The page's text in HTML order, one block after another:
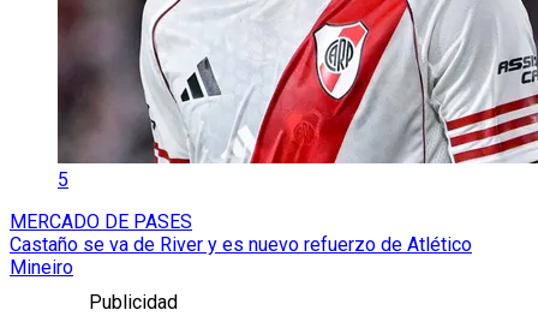
5
MERCADO DE PASES
Castaño se va de River y es nuevo refuerzo de Atlético
Mineiro
Publicidad